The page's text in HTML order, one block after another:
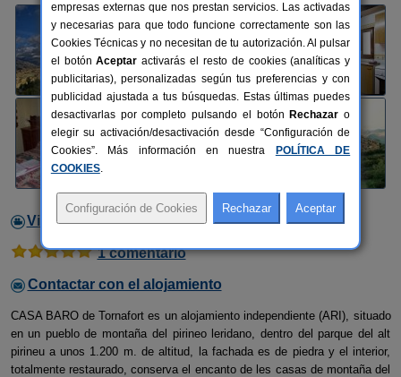
Video
1 comentario
Contactar con el alojamiento
CASA BARO de Tornafort es un alojamiento independiente (ARI), situado
en un pueblo de montaña del pirineo leridano, dentro del parque del alt
pirineu a unos 1.200 m. de altitud, la fachada es de piedra y el interior,
totalmente restaurado, conserva el encanto de les casas de montaña del
empresas externas que nos prestan servicios. Las activadas
y necesarias para que todo funcione correctamente son las
Cookies Técnicas y no necesitan de tu autorización. Al pulsar
el botónAceptar activarás el resto de cookies (analíticas y
publicitarias), personalizadas según tus preferencias y con
publicidad ajustada a tus búsquedas. Estas últimas puedes
desactivarlas por completo pulsando el botón Rechazar o
elegir su activación/desactivación desde “Configuración de
Cookies”. Más información en nuestra
POLÍTICA DE
COOKIES.